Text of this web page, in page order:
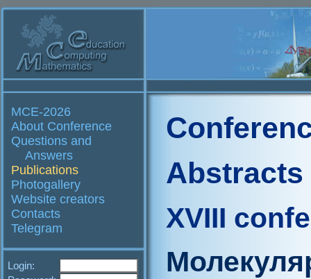
MCE-2026
About Conference
Questions and
Answers
Publications
Photogallery
Website creators
Contacts
Telegram
Login:
Abstracts
XVIII